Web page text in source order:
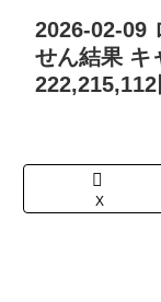
2026-02-09
せん結果 キ
222,215,112
X